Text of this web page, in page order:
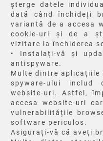
șterge datele
dată când închideți
variantă de a accesa
cookie-uri și de a
vizitare la închiderea
• Instalați-vă și
antispyware.
Multe dintre aplicațiile
spyware-ului includ
website-uri. Astfel,
accesa website-uri
vulnerabilitățile
software periculos.
Asigurați-vă că aveți